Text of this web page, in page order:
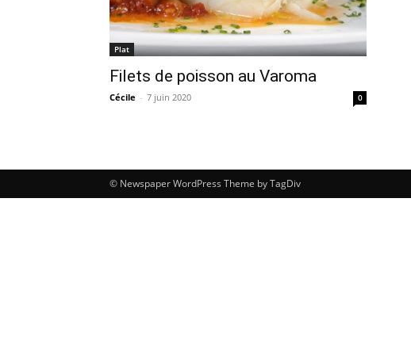
Plat
Filets de poisson au Varoma
Cécile - 7 juin 2020 0
© Newspaper WordPress Theme by TagDiv